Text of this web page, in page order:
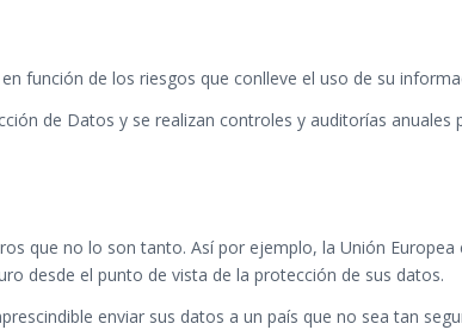
función de los riesgos que conlleve el uso de su
de Datos y se realizan controles y auditorías
que no lo son tanto. Así por ejemplo, la Unión
desde el punto de vista de la protección de sus datos.
enviar sus datos a un país que no sea tan